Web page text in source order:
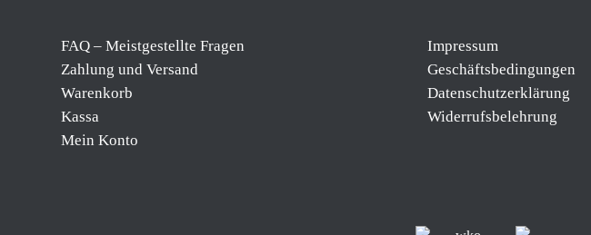
FAQ – Meistgestellte Fragen
Zahlung und Versand
Warenkorb
Kassa
Mein Konto
Impressum
Geschäftsbedingungen
Datenschutzerklärung
Widerrufsbelehrung